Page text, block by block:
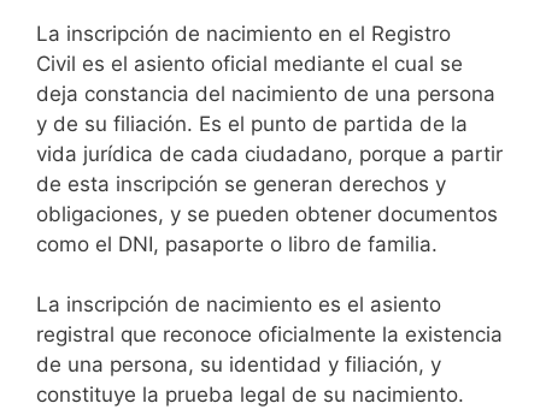
La inscripción de nacimiento en el Registro
Civil es el asiento oficial mediante el cual se
deja constancia del nacimiento de una persona
y de su filiación. Es el punto de partida de la
vida jurídica de cada ciudadano, porque a partir
de esta inscripción se generan derechos y
obligaciones, y se pueden obtener documentos
como el DNI, pasaporte o libro de familia.
La inscripción de nacimiento es el asiento
registral que reconoce oficialmente la existencia
de una persona, su identidad y filiación, y
constituye la prueba legal de su nacimiento.